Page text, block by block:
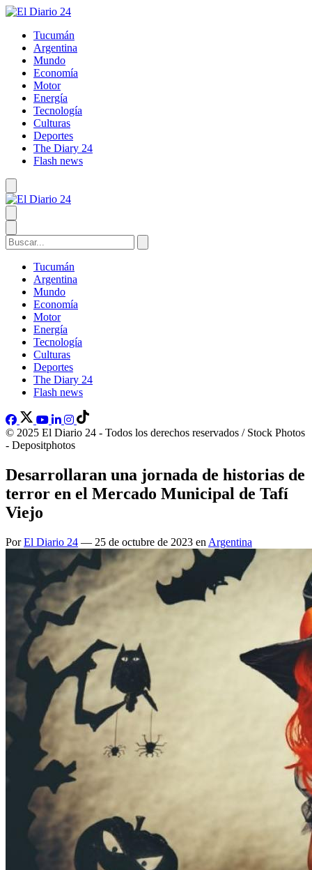
Tucumán
Argentina
Mundo
Economía
Motor
Energía
Tecnología
Culturas
Deportes
The Diary 24
Flash news
Tucumán
Argentina
Mundo
Economía
Motor
Energía
Tecnología
Culturas
Deportes
The Diary 24
Flash news
© 2025 El Diario 24 - Todos los derechos reservados / Stock Photos
- Depositphotos
Desarrollaran una jornada de historias de
terror en el Mercado Municipal de Tafí
Viejo
PorEl Diario 24 — 25 de octubre de 2023 en Argentina